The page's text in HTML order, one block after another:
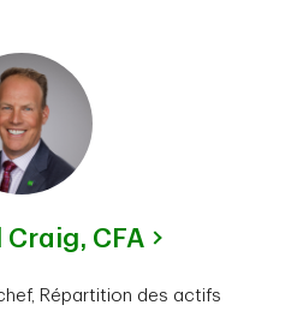
Craig, CFA
Répartition des actifs